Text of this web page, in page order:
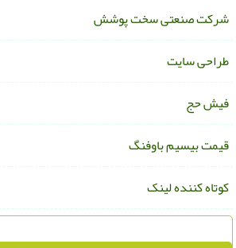
صنعتی سخت پوشش
سایت
حج
بیسیم باوفنگ
کننده لینک